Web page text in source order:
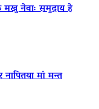
मखु नेवाः समुदाय हे
नापितया मां मन्त